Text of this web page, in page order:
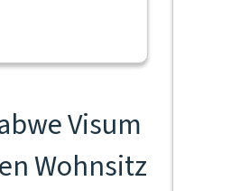
Visum
Wohnsitz